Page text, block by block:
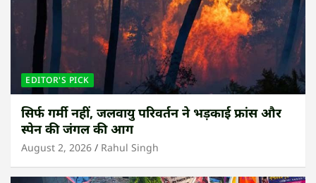
EDITOR'S PICK
सिर्फ गर्मी नहीं, जलवायु परिवर्तन ने भड़काई फ्रांस और
स्पेन की जंगल की आग
August 2, 2026 Rahul Singh